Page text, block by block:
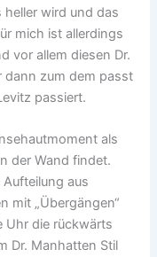
heller wird und das
mich ist allerdings
vor allem diesen Dr.
dann zum dem passt
passiert.
als
der Wand findet.
aus
mit „Übergängen“
Uhr die rückwärts
Dr. Manhatten Stil